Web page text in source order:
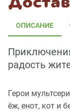
ОПИСАНИЕ
радость
Герои
ёж, енот, кот и